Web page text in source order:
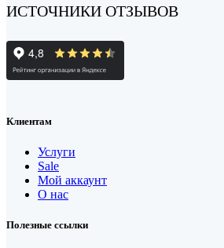
ИСТОЧНИКИ ОТЗЫВОВ
Клиентам
Услуги
Sale
Мой аккаунт
О нас
Полезные ссылки